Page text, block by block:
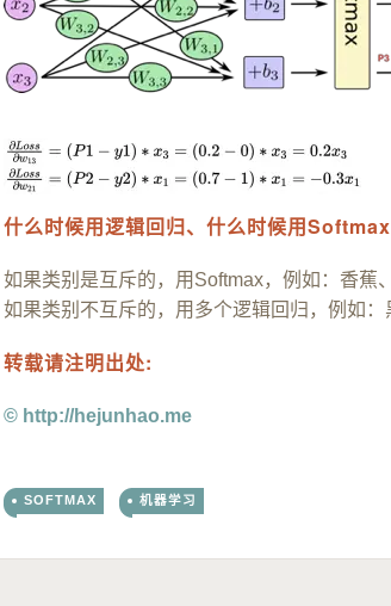
什么时候用逻辑回归、什么时候用Softmax
如果类别是互斥的，用Softmax，例如：香蕉
如果类别不互斥的，用多个逻辑回归，例如
转载请注明出处:
© http://hejunhao.me
SOFTMAX 机器学习